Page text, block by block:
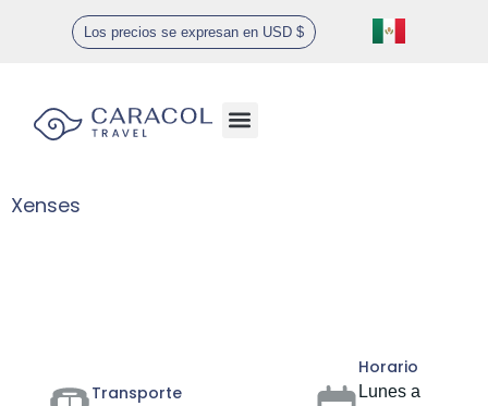
Los precios se expresan en USD $
Xenses
Transporte
Horario
Lunes a